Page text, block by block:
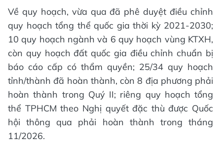
Về quy hoạch, vừa qua đã phê duyệt điều chỉnh
quy hoạch tổng thể quốc gia thời kỳ 2021-2030;
10 quy hoạch ngành và 6 quy hoạch vùng KTXH,
còn quy hoạch đất quốc gia điều chỉnh chuẩn bị
báo cáo cấp có thẩm quyền; 25/34 quy hoạch
tỉnh/thành đã hoàn thành, còn 8 địa phương phải
hoàn thành trong Quý II; riêng quy hoạch tổng
thể TPHCM theo Nghị quyết đặc thù được Quốc
hội thông qua phải hoàn thành trong tháng
11/2026.